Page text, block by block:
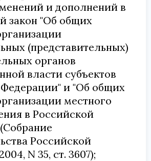
и дополнений в
закон "Об общих
(представительных)
органов
власти субъектов
и "Об общих
местного
в Российской
Российской
N 35, ст. 3607);